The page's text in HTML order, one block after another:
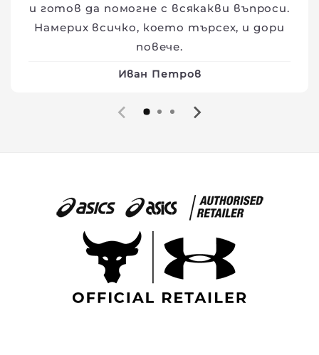
и готов да помогне с всякакви въпроси.
Намерих всичко, което търсех, и дори
повече.
Иван Петров